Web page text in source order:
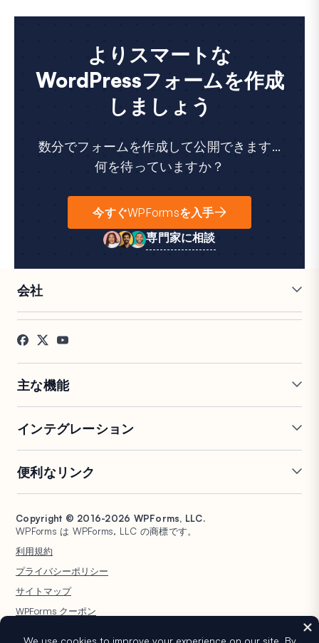
よりスマートな
WordPressフォームを作成
しましょう
数分でフォームを作成して公開できます...
何を待っていますか？
今すぐWPFormsを入手
専門家に相談
会社
採用情報
お客様の声
プレス
アフィリエイト
主な機能
条件付きロジック
会話型フォーム
フォームランディングページ
エントリー管理
フォーム放棄
フォーム通知
ファイルアップロード
計算フォーム
ジオロケーションフォーム
PDF生成
署名フォーム
スパム保護
アンケートと投票
インテグレーション
Google Sheets
Salesforce
HubSpot
Google ドライブ
Stripe
PayPal
Square
便利なリンク
ドキュメント
プランと料金
WordPress ホスティング
WPBeginner
WPConsent
Universally
Copyright © 2016-2026 WPForms, LLC.
WPForms は WPForms, LLC の商標です。
利用規約
プライバシーポリシー
サイトマップ
WPForms クーポン